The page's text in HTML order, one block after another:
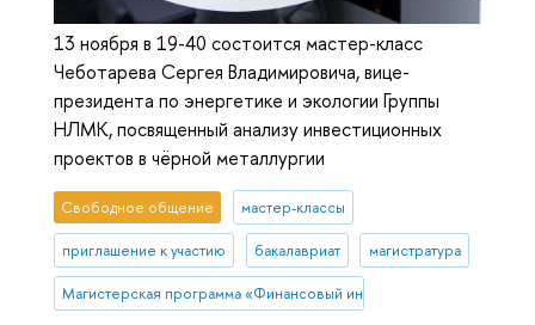
13 ноября в 19-40 состоится мастер-класс
Чеботарева Сергея Владимировича, вице-
президента по энергетике и экологии Группы
НЛМК, посвященный анализу инвестиционных
проектов в чёрной металлургии
Свободное общение мастер-классы
приглашение к участию бакалавриат магистратура
Магистерская программа «Финансовый инжиниринг»